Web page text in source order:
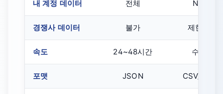
내 계정 데이터 전체 N/A
경쟁사 데이터 불가 제한적
속도 24~48시간 수분
포맷 JSON CSV/엑셀